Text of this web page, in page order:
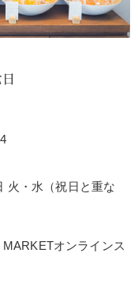
・水（祝日と重な
オンラインス